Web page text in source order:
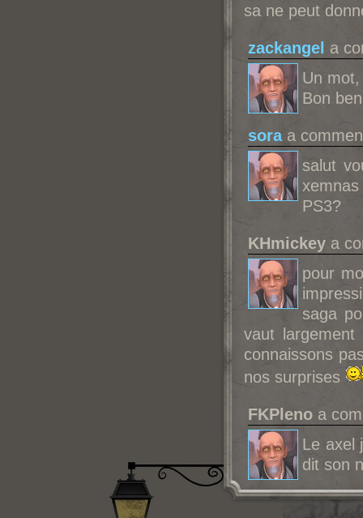
sa ne peut
zackangel a
Un
Bon
soraa
salut
PS3?
KHmickey a
pour
saga
vaut
connaissons
nos surprises
FKPleno a
Le axel
dit son